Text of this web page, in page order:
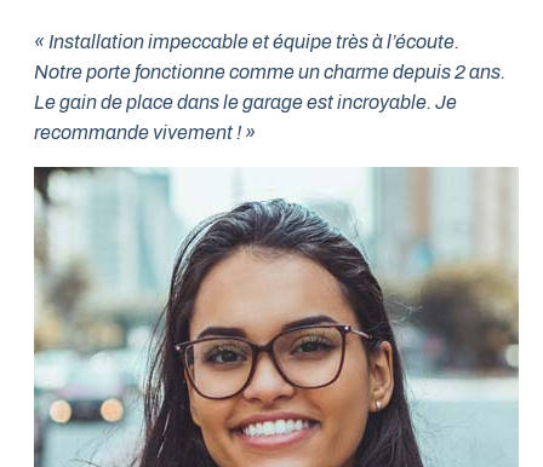
« Installation impeccable et équipe très à l’écoute.
Notre porte fonctionne comme un charme depuis 2 ans.
Le gain de place dans le garage est incroyable. Je
recommande vivement ! »